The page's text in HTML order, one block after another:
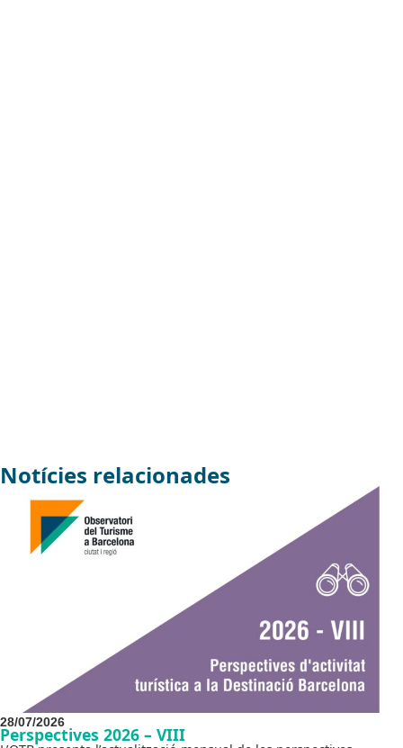
Notícies relacionades
28/07/2026
Perspectives 2026 – VIII